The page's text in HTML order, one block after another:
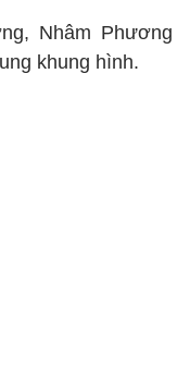
Nhâm Phương
khung hình.